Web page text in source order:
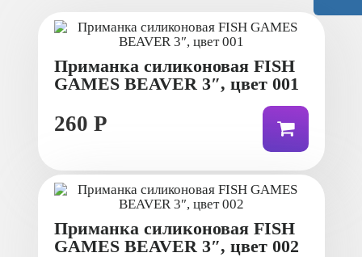
Приманка силиконовая FISH
GAMES BEAVER 3″, цвет 001
260 Р
Приманка силиконовая FISH
GAMES BEAVER 3″, цвет 002